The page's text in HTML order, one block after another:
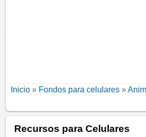
Inicio » Fondos para celulares »
Recursos para Celulares